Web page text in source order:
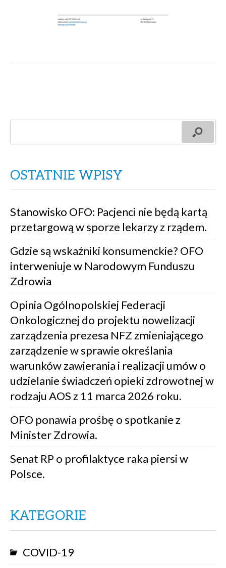
OSTATNIE WPISY
Stanowisko OFO: Pacjenci nie będą kartą
przetargową w sporze lekarzy z rządem.
Gdzie są wskaźniki konsumenckie? OFO
interweniuje w Narodowym Funduszu
Zdrowia
Opinia Ogólnopolskiej Federacji
Onkologicznej do projektu nowelizacji
zarządzenia prezesa NFZ zmieniającego
zarządzenie w sprawie określania
warunków zawierania i realizacji umów o
udzielanie świadczeń opieki zdrowotnej w
rodzaju AOS z 11 marca 2026 roku.
OFO ponawia prośbę o spotkanie z
Minister Zdrowia.
Senat RP o profilaktyce raka piersi w
Polsce.
KATEGORIE
COVID-19